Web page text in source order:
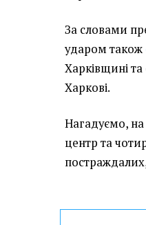
За словами
ударом також
Харківщині
Харкові.
Нагадуємо,
центр та